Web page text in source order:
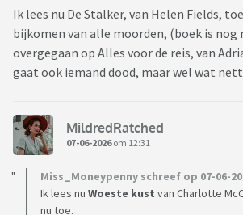
Ik lees nu De Stalker, van Helen Fields,
bijkomen van alle moorden, (boek is nog
overgegaan op Alles voor de reis, van
gaat ook iemand dood, maar wel wat
MildredRatched
07-06-2026om 12:31
Miss_Moneypenny schreef op 07-06-
Ik lees nu Woeste kust van Charlotte
nu toe.